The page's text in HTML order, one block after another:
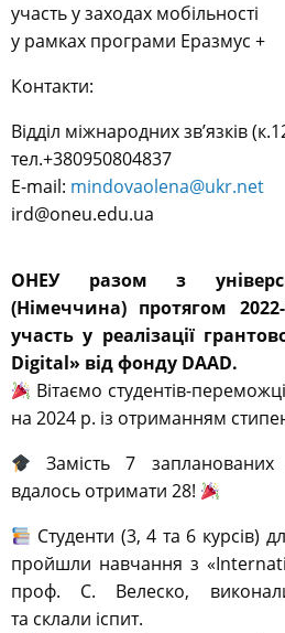
участь у заходах мобільності
у рамках програми Еразмус +
Контакти:
Відділ міжнародних зв’язків
тел.+380950804837
E-mail: mindovaolena@ukr.net
ird@oneu.edu.ua
ОНЕУ разом з
(Німеччина) протягом
участь у реалізації
Digital» від фонду DAAD.
Вітаємо студентів-
на 2024 р. із отриманням
Замість 7
вдалось отримати 28!
Студенти (3, 4 та 6 курсів)
пройшли навчання з
проф. С. Велеско,
та склали іспит.